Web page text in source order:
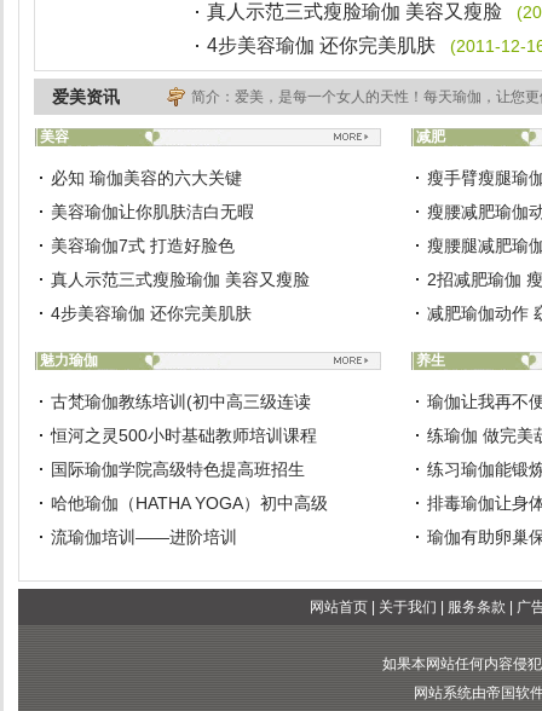
真人示范三式瘦脸瑜伽 美容又瘦脸
4步美容瑜伽 还你完美肌肤 (2011-12-
爱美资讯 简介：爱美，是每一个女人的天性！每天瑜伽，让您
美容
必知 瑜伽美容的六大关键
美容瑜伽让你肌肤洁白无暇
美容瑜伽7式 打造好脸色
真人示范三式瘦脸瑜伽 美容又瘦脸
4步美容瑜伽 还你完美肌肤
减肥
瘦手臂瘦腿瑜
瘦腰减肥瑜伽
瘦腰腿减肥瑜
2招减肥瑜伽
减肥瑜伽动作
魅力瑜伽
古梵瑜伽教练培训(初中高三级连读
恒河之灵500小时基础教师培训课程
国际瑜伽学院高级特色提高班招生
哈他瑜伽（HATHA YOGA）初中高级
流瑜伽培训——进阶培训
养生
瑜伽让我再不
练瑜伽 做完美
练习瑜伽能锻
排毒瑜伽让身
瑜伽有助卵巢
网站首页| 关于我们 服务条款 广
如果本网站任何内容侵
网站系统由帝国软